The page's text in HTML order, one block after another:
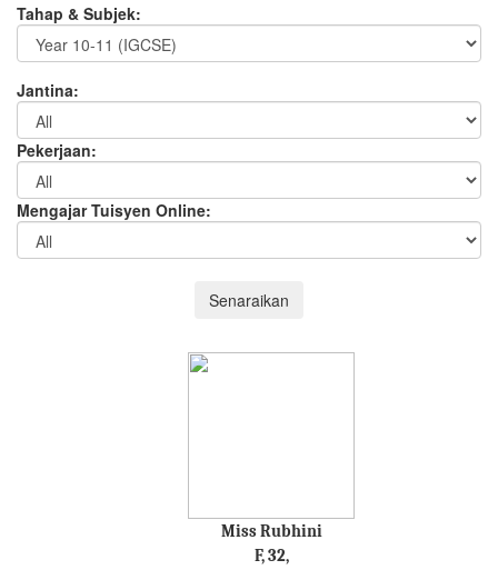
Tahap & Subjek:
Jantina:
Pekerjaan:
Mengajar Tuisyen Online:
Senaraikan
Miss Rubhini
F, 32,